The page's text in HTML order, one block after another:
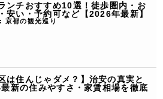
ンチおすすめ10選！徒歩圏内・お
安い・予約可など【2026年最新】
京都の観光巡り
は住んじゃダメ？】治安の真実と
新の住みやすさ・家賃相場を徹底